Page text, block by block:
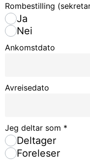
Rombestilling
Ja
Nei
Ankomstdato
Avreisedato
Jeg deltar som *
Deltager
Foreleser